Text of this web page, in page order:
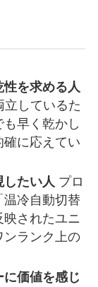
を求める人
しているた
早く乾かし
に応えてい
したい人 プロ
温冷自動切替
されたユニ
ンランク上の
価値を感じ